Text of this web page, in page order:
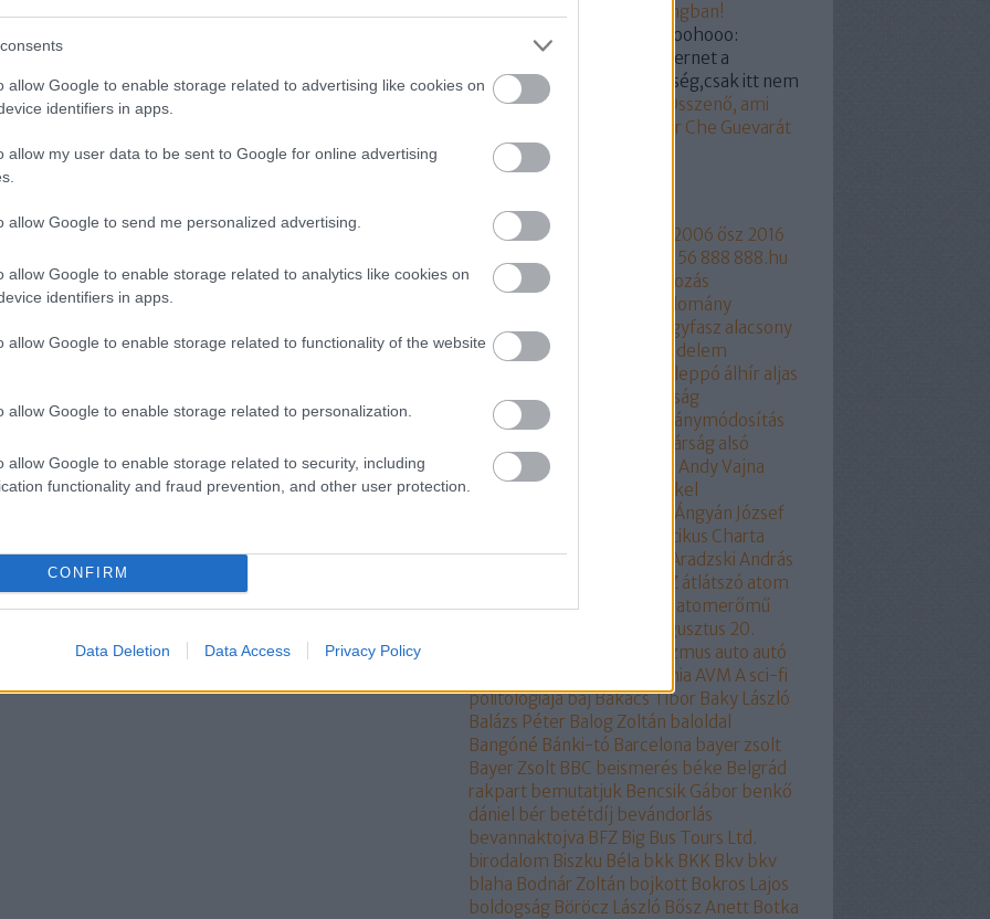
allow Google to enable storage related to advertising like cookies on
identifiers in apps.
allow my user data to be sent to Google for online advertising
allow Google to send me personalized advertising.
allow Google to enable storage related to analytics like cookies on
identifiers in apps.
allow Google to enable storage related to functionality of the website
allow Google to enable storage related to personalization.
allow Google to enable storage related to security, including
functionality and fraud prevention, and other user protection.
CONFIRM
Data Deletion Data Access Privacy Policy
71komment
vendég
Somogyi? Segítünk a castingban!
szekertabor:
@a nagy hohoohooo:
"Tudod hülyegyerek az internet a
könyvtár megfelelője féleség,csak itt nem
kell...(2019.03.07. 15:18
Összenő, ami
összetartozik: Orbán Viktor Che Guevarát
idéz
.lengyelország 2006 ősz 2016
20172018 56 888 888.hu
abortusz
Aczél Endre
adakozás
adomány
áfacsökkentés
agyfasz alacsony
bér
aláírásgyájtés
alapjovedelem
Aleppó álhír aljas
alkotmány
alkotmánybíróság
Alkotmánybíróság
alkotmánymódosítás
állampolgárság alsó
rakpart
áltudomány
Andy Vajna
Angela Merkel
angela merkel
Ángyán József
Antidemokratikus Charta
AOSZapátia
Aradzski András
ÁSZ átlátszó atom
atombalesetatomenergia
atomerőmű
augusztus 20.
autizmus auto autó
autonómia AVM A sci-fi
politológiájabajBakács Tibor Baky László
Balázs Péter Balog Zoltán baloldal
Bangóné Bánki-tó Barcelona bayer zsolt
Bayer Zsolt BBC beismerés béke Belgrád
rakpart bemutatjuk Bencsik Gábor benkő
dániel bér betétdíj bevándorlás
bevannaktojva BFZ Big Bus Tours Ltd.
birodalom Biszku Béla bkk BKK Bkv bkv
blaha Bodnár Zoltán bojkott Bokros Lajos
boldogság Böröcz László Bősz Anett Botka